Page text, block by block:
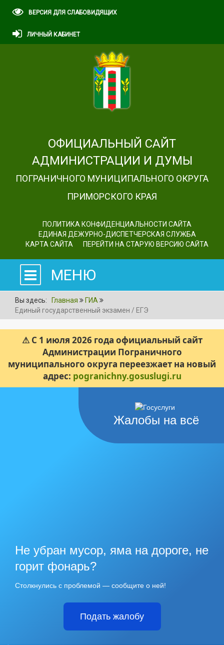
ВЕРСИЯ ДЛЯ СЛАБОВИДЯЩИХ
ЛИЧНЫЙ КАБИНЕТ
ОФИЦИАЛЬНЫЙ САЙТ
АДМИНИСТРАЦИИ И ДУМЫ
ПОГРАНИЧНОГО МУНИЦИПАЛЬНОГО ОКРУГА
ПРИМОРСКОГО КРАЯ
ПОЛИТИКА КОНФИДЕНЦИАЛЬНОСТИ САЙТА
ЕДИНАЯ ДЕЖУРНО-ДИСПЕТЧЕРСКАЯ СЛУЖБА
КАРТА САЙТА
ПЕРЕЙТИ НА СТАРУЮ ВЕРСИЮ САЙТА
МЕНЮ
Вы здесь: Главная
ГИА
Единый государственный экзамен / ЕГЭ
⚠ С 1 июля 2026 года официальный сайт
Администрации Пограничного
муниципального округа переезжает на новый
адрес: pogranichny.gosuslugi.ru
Жалобы на всё
Не убран мусор, яма на дороге, не
горит фонарь?
Столкнулись с проблемой — сообщите о ней!
Подать жалобу